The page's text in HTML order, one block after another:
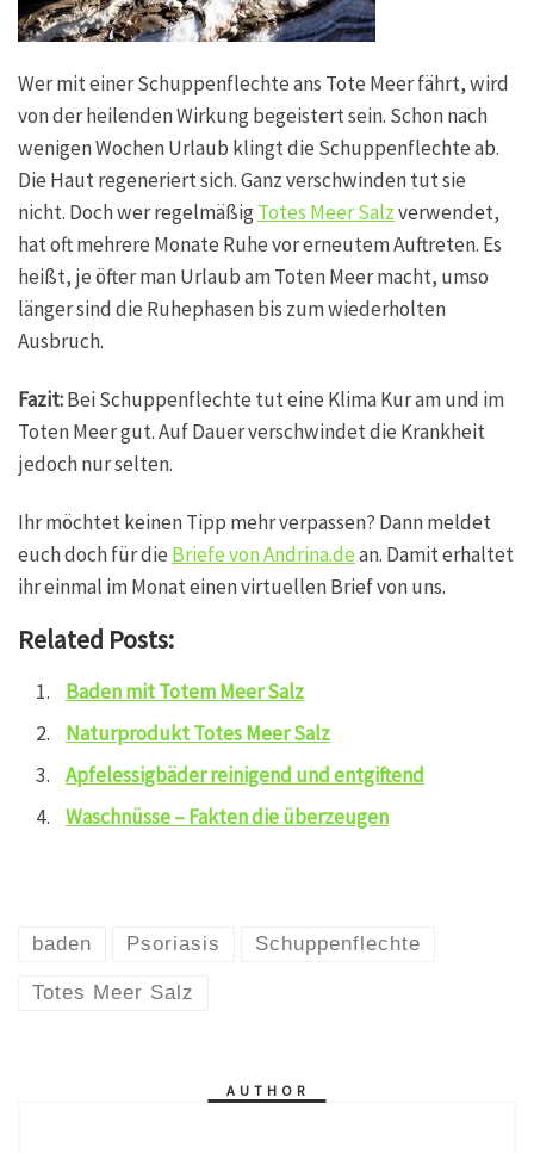
Wer mit einer Schuppenflechte ans Tote Meer fährt, wird
von der heilenden Wirkung begeistert sein. Schon nach
wenigen Wochen Urlaub klingt die Schuppenflechte ab.
Die Haut regeneriert sich. Ganz verschwinden tut sie
nicht. Doch wer regelmäßigTotes Meer Salzverwendet,
hat oft mehrere Monate Ruhe vor erneutem Auftreten. Es
heißt, je öfter man Urlaub am Toten Meer macht, umso
länger sind die Ruhephasen bis zum wiederholten
Ausbruch.
Fazit:Bei Schuppenflechte tut eine Klima Kur am und im
Toten Meer gut. Auf Dauer verschwindet die Krankheit
jedoch nur selten.
Ihr möchtet keinen Tipp mehr verpassen? Dann meldet
euch doch für dieBriefe von Andrina.dean. Damit erhaltet
ihr einmal im Monat einen virtuellen Brief von uns.
Related Posts:
Baden mit Totem Meer Salz
Naturprodukt Totes Meer Salz
Apfelessigbäder reinigend und entgiftend
Waschnüsse – Fakten die überzeugen
baden Psoriasis Schuppenflechte
Totes Meer Salz
AUTHOR